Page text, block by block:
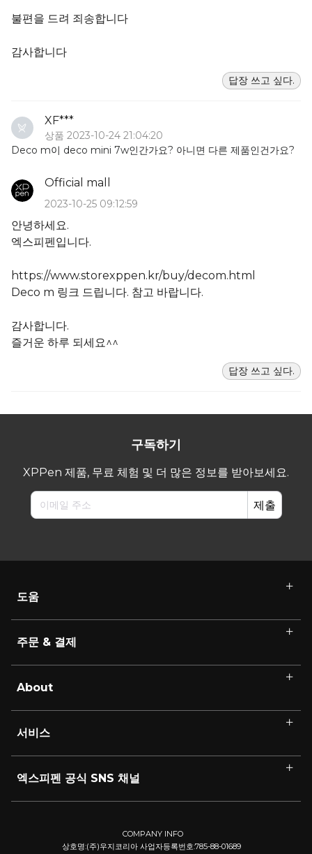
불편을 드려 죄송합니다
감사합니다
답장 쓰고 싶다.
XF***
상품 2023-10-24 21:04:20
Deco m이 deco mini 7w인간가요? 아니면 다른 제품인건가요?
Official mall
2023-10-25 09:12:59
안녕하세요.
엑스피펜입니다.
https://www.storexppen.kr/buy/decom.html
Deco m 링크 드립니다. 참고 바랍니다.
감사합니다.
즐거운 하루 되세요^^
답장 쓰고 싶다.
구독하기
XPPen 제품, 무료 체험 및 더 많은 정보를 받아보세요.
제출
도움
주문 & 결제
About
서비스
엑스피펜 공식 SNS 채널
COMPANY INFO
상호명:(주)우지코리아 사업자등록번호:785-88-01689